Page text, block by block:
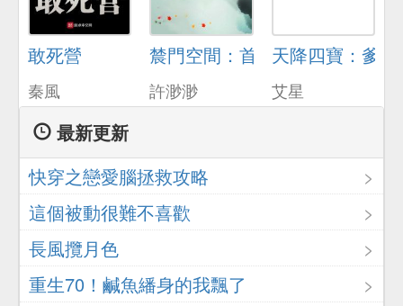
敢死營
秦風
辳門空間：首輔嬌妻養娃忙
許渺渺
天降四寶：爹
艾星
最新更新
快穿之戀愛腦拯救攻略
這個被動很難不喜歡
長風攬月色
重生70！鹹魚繙身的我飄了